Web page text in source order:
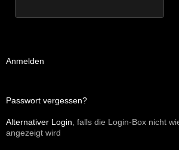
Anmelden
Passwort vergessen?
Alternativer Login , falls die Login-Box nicht
angezeigt wird